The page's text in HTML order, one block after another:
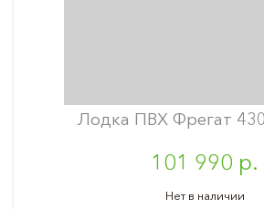
Лодка ПВХ Фрегат
101 990 р.
Нет в наличии